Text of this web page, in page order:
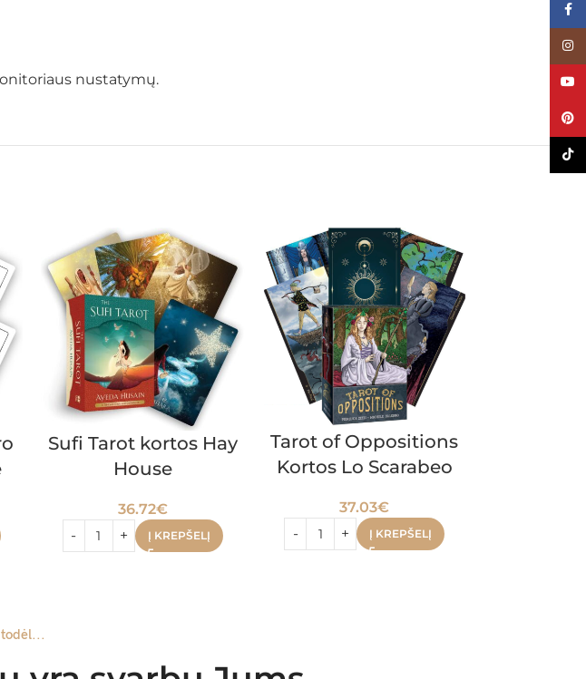
nustatymų.
Sufi Tarot kortos Hay
House
36.72€
Į KREPŠELĮ
Tarot of Oppositions
Kortos Lo Scarabeo
37.03€
Į KREPŠELĮ